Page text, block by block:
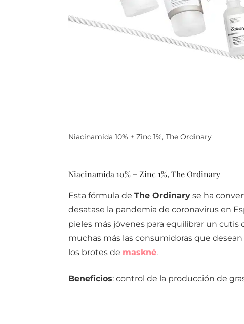
Niacinamida 10% + Zinc 1%, The Ordinary
Niacinamida 10% + Zinc 1%, The Ordinary
Esta fórmula de The Ordinaryse ha
desatase la pandemia de coronavirus en
pieles más jóvenes para equilibrar un cutis
muchas más las consumidoras que
los brotes de maskné.
Beneficios: control de la producción de